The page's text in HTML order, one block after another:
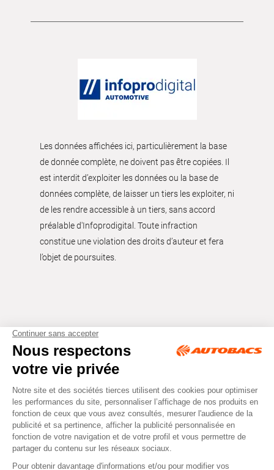
Les données affichées ici, particulièrement la base
de donnée complète, ne doivent pas être copiées. Il
est interdit d’exploiter les données ou la base de
données complète, de laisser un tiers les exploiter, ni
de les rendre accessible à un tiers, sans accord
préalable d'Infoprodigital. Toute infraction
constitue une violation des droits d’auteur et fera
l’objet de poursuites.
Tous droits réservés © Autobacs
Mentions légales RGPD
Cookies CGV